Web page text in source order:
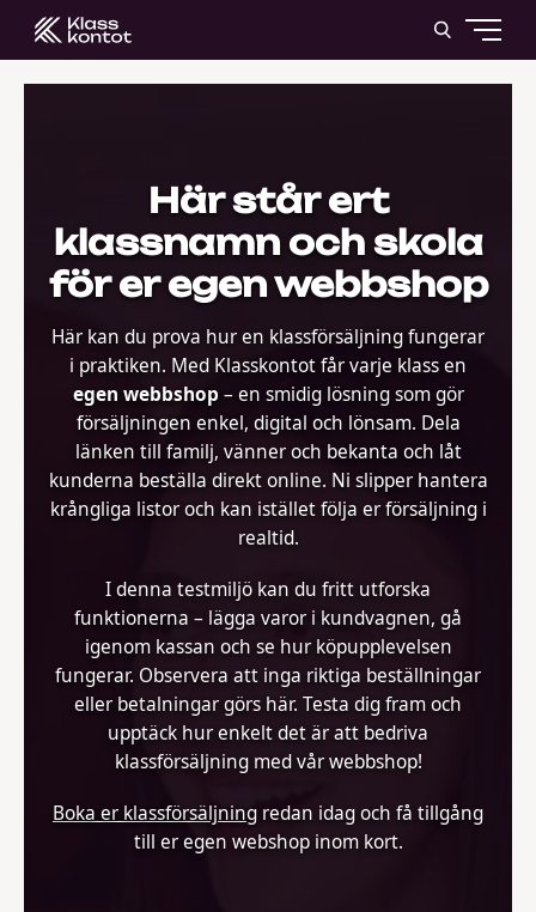
Här står ert
klassnamn och skola
för er egen webbshop
Här kan du prova hur en klassförsäljning fungerar
i praktiken. Med Klasskontot får varje klass en
egen webbshop – en smidig lösning som gör
försäljningen enkel, digital och lönsam. Dela
länken till familj, vänner och bekanta och låt
kunderna beställa direkt online. Ni slipper hantera
krångliga listor och kan istället följa er försäljning i
realtid.
I denna testmiljö kan du fritt utforska
funktionerna – lägga varor i kundvagnen, gå
igenom kassan och se hur köpupplevelsen
fungerar. Observera att inga riktiga beställningar
eller betalningar görs här. Testa dig fram och
upptäck hur enkelt det är att bedriva
klassförsäljning med vår webbshop!
Boka er klassförsäljning redan idag och få tillgång
till er egen webshop inom kort.